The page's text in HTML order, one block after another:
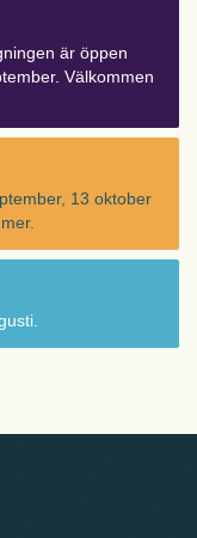
är öppen
Välkommen
13 oktober